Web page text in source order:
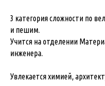
3 категория сложности по
и пешим.
Учится на отделении
инженера.
Увлекается химией,